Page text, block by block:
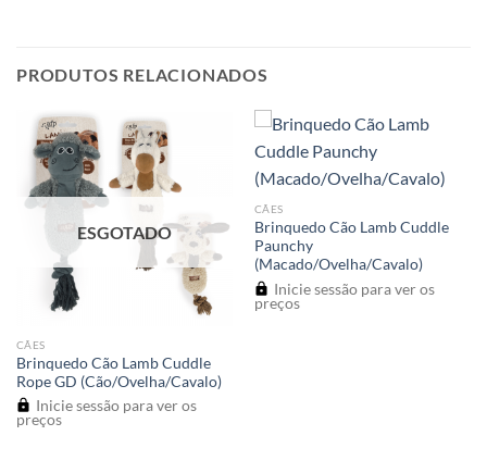
PRODUTOS RELACIONADOS
ESGOTADO
CÃES
Brinquedo Cão Lamb Cuddle
Rope GD (Cão/Ovelha/Cavalo)
Inicie sessão para ver os
preços
CÃES
Brinquedo Cão Lamb Cuddle
Paunchy
(Macado/Ovelha/Cavalo)
Inicie sessão para ver os
preços